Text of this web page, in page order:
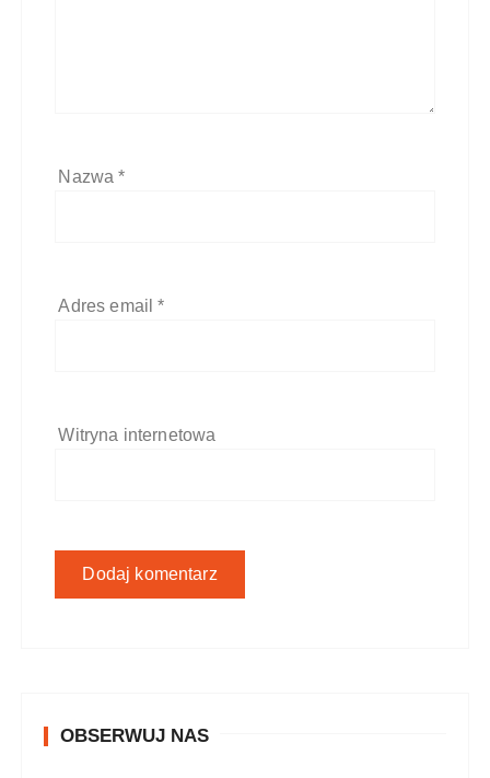
Nazwa*
Adres email*
Witryna internetowa
OBSERWUJ NAS